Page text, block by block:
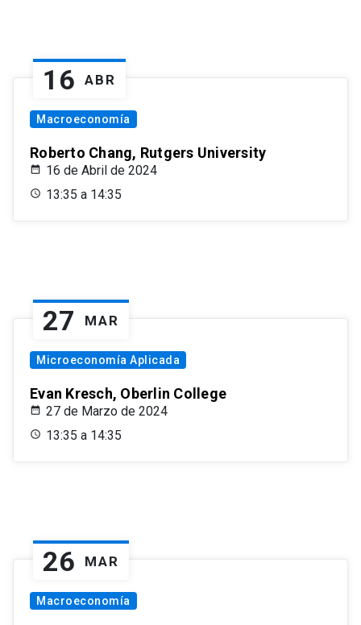
16 ABR
Macroeconomía
Roberto Chang, Rutgers University
16 de Abril de 2024
13:35 a 14:35
27 MAR
Microeconomía Aplicada
Evan Kresch, Oberlin College
27 de Marzo de 2024
13:35 a 14:35
26 MAR
Macroeconomía